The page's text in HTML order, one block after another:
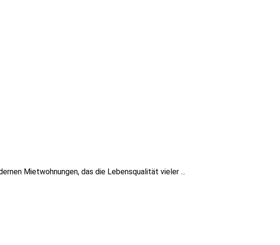
Mietwohnungen, das die Lebensqualität vieler ...